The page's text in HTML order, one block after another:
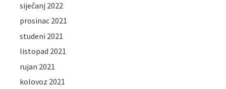
siječanj 2022
prosinac 2021
studeni 2021
listopad 2021
rujan 2021
kolovoz 2021